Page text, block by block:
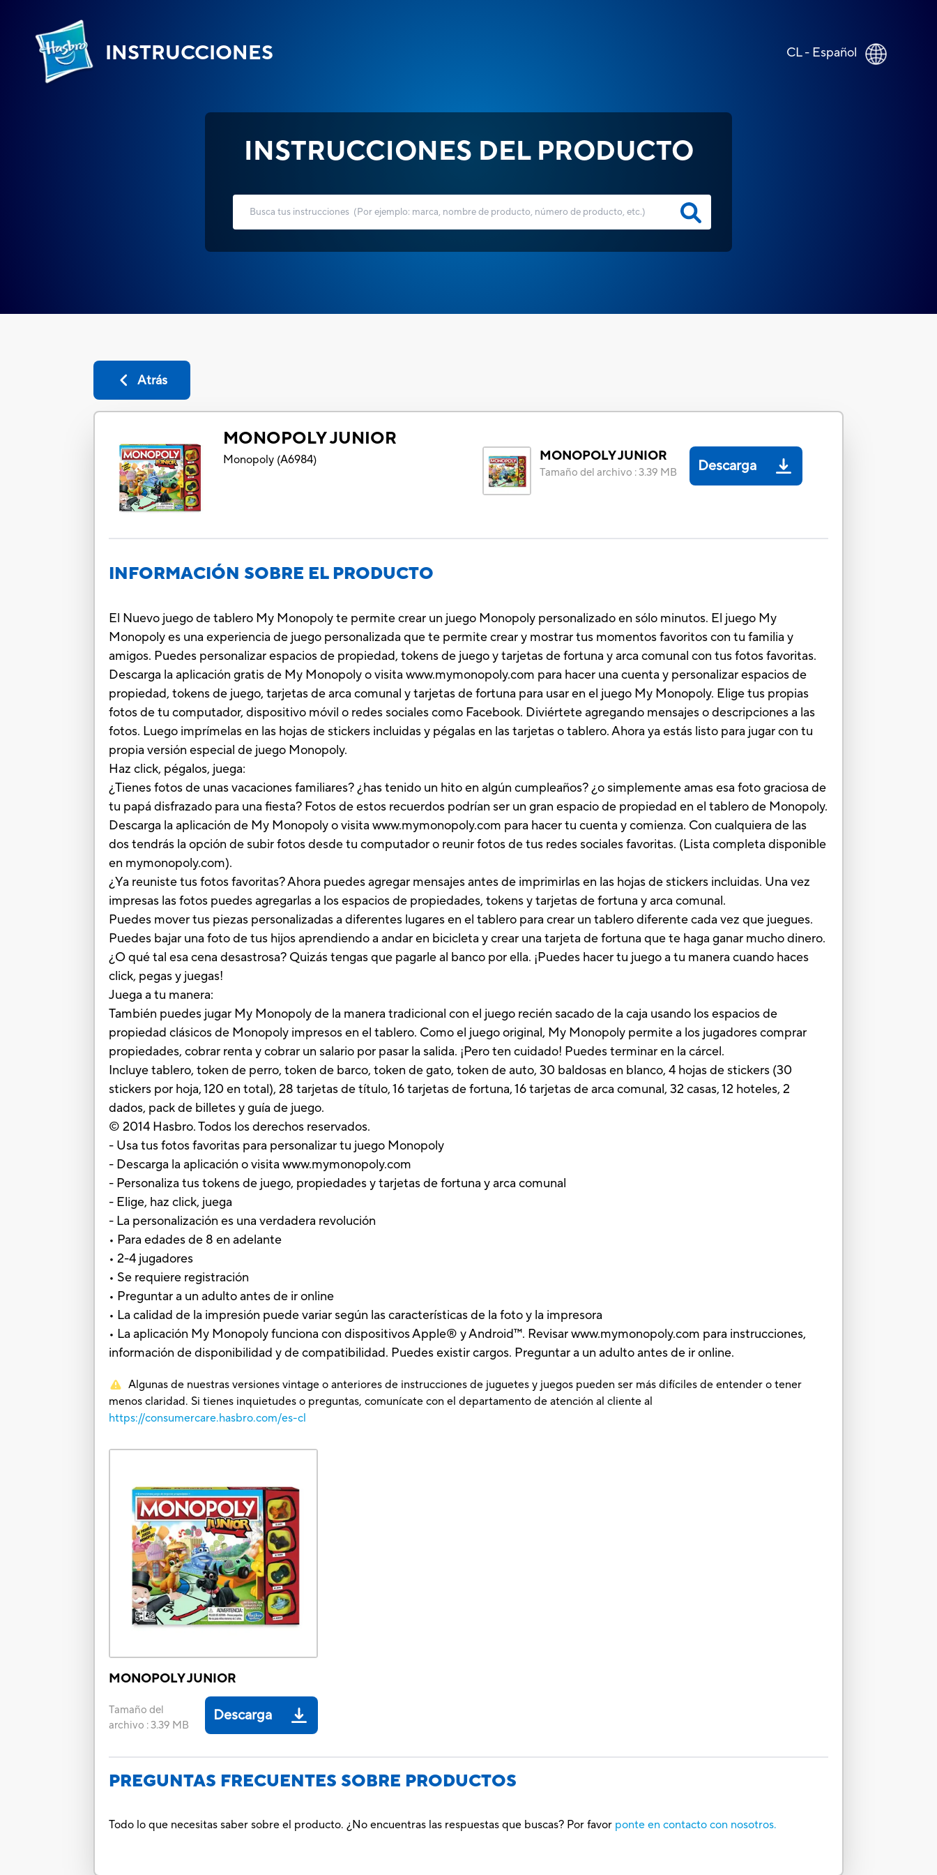
INSTRUCCIONES CL - Español
INSTRUCCIONES DEL PRODUCTO
Atrás
MONOPOLY JUNIOR
Monopoly (A6984) MONOPOLY JUNIOR
Tamaño del archivo :3.39 MB Descarga
INFORMACIÓN SOBRE EL PRODUCTO
El Nuevo juego de tablero My Monopoly te permite crear un juego Monopoly personalizado en sólo minutos. El juego My
Monopoly es una experiencia de juego personalizada que te permite crear y mostrar tus momentos favoritos con tu familia y
amigos. Puedes personalizar espacios de propiedad, tokens de juego y tarjetas de fortuna y arca comunal con tus fotos favoritas.
Descarga la aplicación gratis de My Monopoly o visita www.mymonopoly.com para hacer una cuenta y personalizar espacios de
propiedad, tokens de juego, tarjetas de arca comunal y tarjetas de fortuna para usar en el juego My Monopoly. Elige tus propias
fotos de tu computador, dispositivo móvil o redes sociales como Facebook. Diviértete agregando mensajes o descripciones a las
fotos. Luego imprímelas en las hojas de stickers incluidas y pégalas en las tarjetas o tablero. Ahora ya estás listo para jugar con tu
propia versión especial de juego Monopoly.
Haz click, pégalos, juega:
¿Tienes fotos de unas vacaciones familiares? ¿has tenido un hito en algún cumpleaños? ¿o simplemente amas esa foto graciosa de
tu papá disfrazado para una fiesta? Fotos de estos recuerdos podrían ser un gran espacio de propiedad en el tablero de Monopoly.
Descarga la aplicación de My Monopoly o visita www.mymonopoly.com para hacer tu cuenta y comienza. Con cualquiera de las
dos tendrás la opción de subir fotos desde tu computador o reunir fotos de tus redes sociales favoritas. (Lista completa disponible
en mymonopoly.com).
¿Ya reuniste tus fotos favoritas? Ahora puedes agregar mensajes antes de imprimirlas en las hojas de stickers incluidas. Una vez
impresas las fotos puedes agregarlas a los espacios de propiedades, tokens y tarjetas de fortuna y arca comunal.
Puedes mover tus piezas personalizadas a diferentes lugares en el tablero para crear un tablero diferente cada vez que juegues.
Puedes bajar una foto de tus hijos aprendiendo a andar en bicicleta y crear una tarjeta de fortuna que te haga ganar mucho dinero.
¿O qué tal esa cena desastrosa? Quizás tengas que pagarle al banco por ella. ¡Puedes hacer tu juego a tu manera cuando haces
click, pegas y juegas!
Juega a tu manera:
También puedes jugar My Monopoly de la manera tradicional con el juego recién sacado de la caja usando los espacios de
propiedad clásicos de Monopoly impresos en el tablero. Como el juego original, My Monopoly permite a los jugadores comprar
propiedades, cobrar renta y cobrar un salario por pasar la salida. ¡Pero ten cuidado! Puedes terminar en la cárcel.
Incluye tablero, token de perro, token de barco, token de gato, token de auto, 30 baldosas en blanco, 4 hojas de stickers (30
stickers por hoja, 120 en total), 28 tarjetas de título, 16 tarjetas de fortuna, 16 tarjetas de arca comunal, 32 casas, 12 hoteles, 2
dados, pack de billetes y guía de juego.
© 2014 Hasbro. Todos los derechos reservados.
- Usa tus fotos favoritas para personalizar tu juego Monopoly
- Descarga la aplicación o visita www.mymonopoly.com
- Personaliza tus tokens de juego, propiedades y tarjetas de fortuna y arca comunal
- Elige, haz click, juega
- La personalización es una verdadera revolución
• Para edades de 8 en adelante
• 2-4 jugadores
• Se requiere registración
• Preguntar a un adulto antes de ir online
• La calidad de la impresión puede variar según las características de la foto y la impresora
• La aplicación My Monopoly funciona con dispositivos Apple® y Android™. Revisar www.mymonopoly.com para instrucciones,
información de disponibilidad y de compatibilidad. Puedes existir cargos. Preguntar a un adulto antes de ir online.
Algunas de nuestras versiones vintage o anteriores de instrucciones de juguetes y juegos pueden ser más difíciles de entender o tener
menos claridad. Si tienes inquietudes o preguntas, comunícate con el departamento de atención al cliente al
https://consumercare.hasbro.com/es-cl
MONOPOLY JUNIOR
Tamaño del
archivo :3.39 MB
Descarga
PREGUNTAS FRECUENTES SOBRE PRODUCTOS
Todo lo que necesitas saber sobre el producto. ¿No encuentras las respuestas que buscas? Por favor ponte en contacto con nosotros.